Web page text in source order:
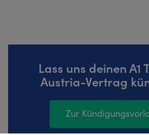
Lass uns deinen A1
Austria-Vertrag
Zur